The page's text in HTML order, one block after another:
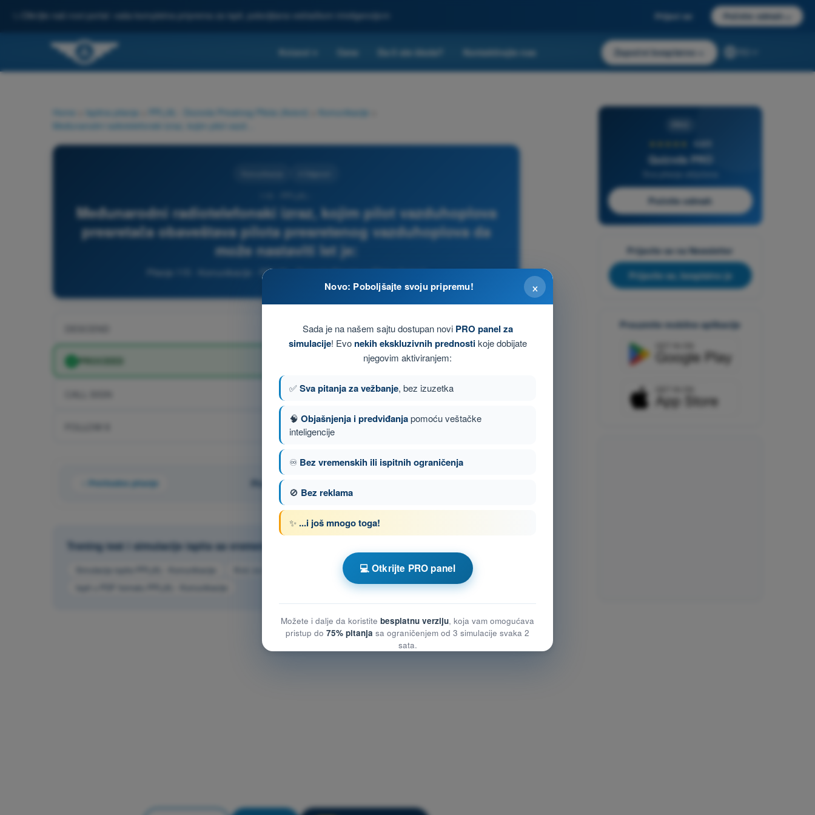
Otkrijte naš novi portal: vaša kompletna priprema za ispit, poboljšana veštačkom inteligencijom Prijavi se Počnite odmah
Kvizovi Cene Da li ste škola? Kontaktirajte nas Započni besplatno
Home Ispitna pitanja PPL(A) - Dozvola Privatnog Pilota (Avioni) Komunikacije
Međunarodni radiotelefonski izraz, kojim pilot vazduhoplova
presretača obaveštava pilota presretenog vazduhoplova da
može nastaviti let je:
Pitanje 115 - Komunikacije - PPL(A) - Dozvola Privatnog Pilota (Avioni)
PROCEED
Prethodno pitanje Pitanje 115 od 150
Trening test i simulacije ispita sa vremenom PPL(A) - Dozvola Privatnog Pilota (Avioni)
Kviz za vežbanje PPL(A) - Komunikacije
4,6/5
Quizvds PRO
Počnite odmah
Prijavite se na Newsletter
Prijavite se, besplatno je
Preuzmite mobilne aplikacije
×
Novo: Poboljšajte svoju pripremu!
Sada je na našem sajtu dostupan novi PRO panel za
simulacije! Evo nekih ekskluzivnih prednostikoje dobijate
njegovim aktiviranjem:
✅Sva pitanja za vežbanje, bez izuzetka
🧠 Objašnjenja i predviđanjapomoću veštačke
inteligencije
♾️ Bez vremenskih ili ispitnih ograničenja
🚫 Bez reklama
✨ ...i još mnogo toga!
💻 Otkrijte PRO panel
Možete i dalje da koristite besplatnu verziju, koja vam omogućava
pristup do 75% pitanja sa ograničenjem od 3 simulacije svaka 2
sata.